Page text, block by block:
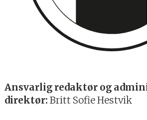
Ansvarlig redaktør og
direktør: Britt Sofie Hestvik